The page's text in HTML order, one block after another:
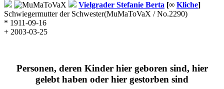
Vielgrader Stefanie Berta [∞ Kliche]
Schwiegermutter der Schwester(MuMaToVaX / No.2290)
* 1911-09-16
+ 2003-03-25
Personen, deren Kinder hier geboren sind, hier
gelebt haben oder hier gestorben sind